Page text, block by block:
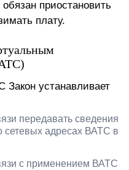
приостановить
плату.
Закон устанавливает
передавать сведения
сетевых адресах ВАТС в
с применением ВАТС